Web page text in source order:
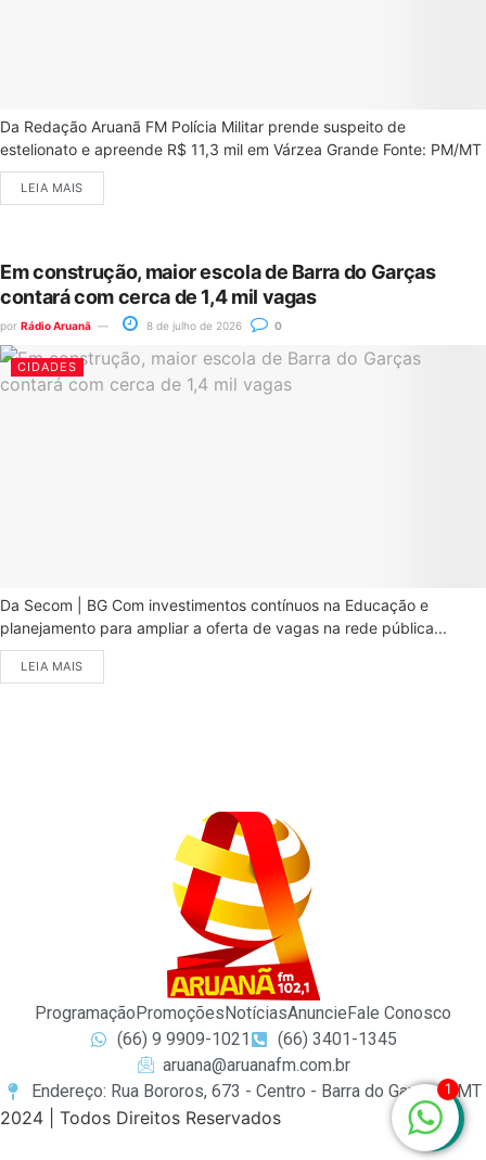
Da Redação Aruanã FM Polícia Militar prende suspeito de
estelionato e apreende R$ 11,3 mil em Várzea Grande Fonte: PM/MT
LEIA MAIS
Em construção, maior escola de Barra do Garças
contará com cerca de 1,4 mil vagas
por Rádio Aruanã 8 de julho de 2026 0
CIDADES
Da Secom | BG Com investimentos contínuos na Educação e
planejamento para ampliar a oferta de vagas na rede pública...
LEIA MAIS
Programação Promoções NotíciasAnuncie Fale Conosco
(66) 9 9909-1021
(66) 3401-1345
aruana@aruanafm.com.br
Endereço: Rua Bororos, 673 - Centro - Barra do Garças / MT
2024 | Todos Direitos Reservados
1